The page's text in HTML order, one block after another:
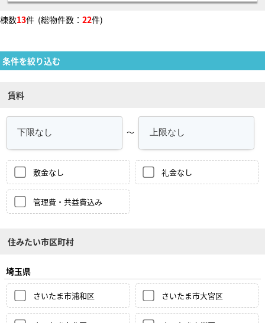
棟数13件 (総物件数： 22件)
条件を絞り込む
賃料
～
敷金なし 礼金なし
管理費・共益費込み
住みたい市区町村
埼玉県
さいたま市浦和区 さいたま市大宮区